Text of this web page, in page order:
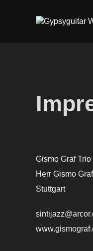
Gismo Graf Trio
Herr Gismo Graf
Stuttgart